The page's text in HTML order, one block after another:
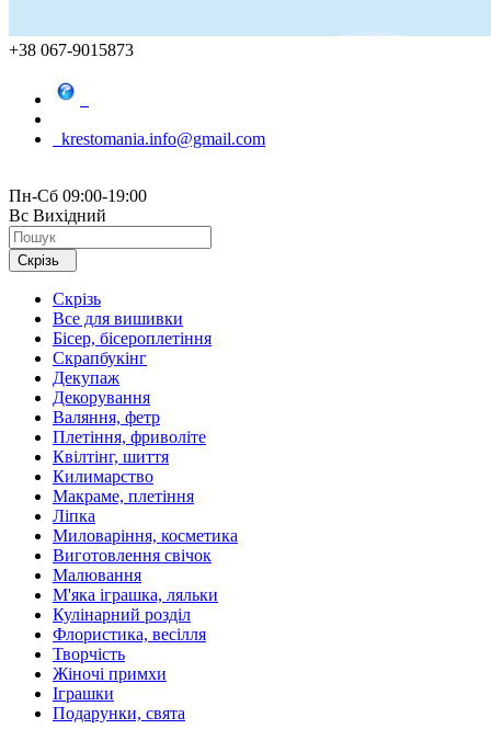
+38 067-9015873
krestomania.info@gmail.com
Пн-Сб 09:00-19:00
Вс Вихідний
Скрізь
Скрізь
Все для вишивки
Бісер, бісероплетіння
Скрапбукінг
Декупаж
Декорування
Валяння, фетр
Плетіння, фриволіте
Квілтінг, шиття
Килимарство
Макраме, плетіння
Ліпка
Миловаріння, косметика
Виготовлення свічок
Малювання
М'яка іграшка, ляльки
Кулінарний розділ
Флористика, весілля
Творчість
Жіночі примхи
Іграшки
Подарунки, свята